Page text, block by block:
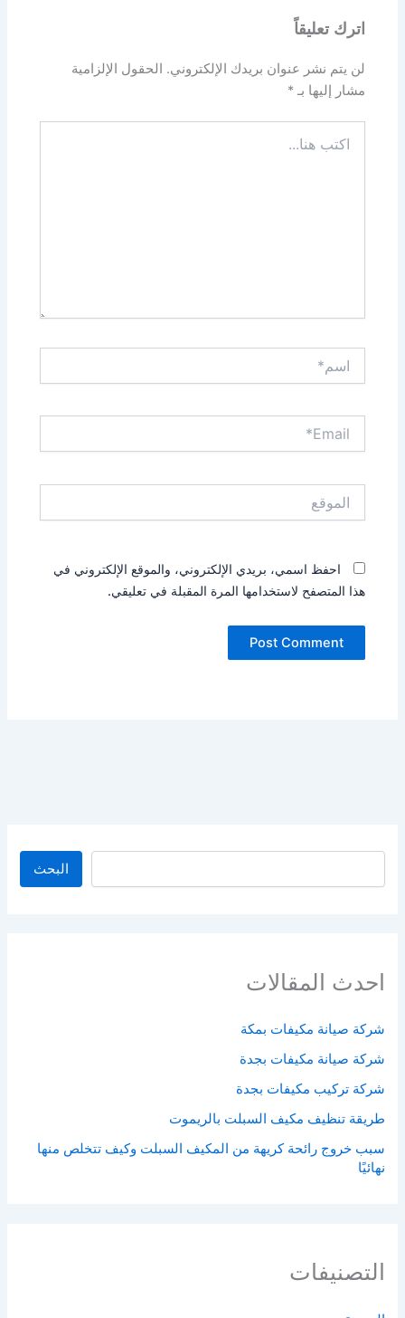
اترك تعليقاً
لن يتم نشر عنوان بريدك الإلكتروني. الحقول الإلزامية
مشار إليها بـ*
هنا...
احفظ اسمي، بريدي الإلكتروني، والموقع الإلكتروني في
هذا المتصفح لاستخدامها المرة المقبلة في تعليقي.
البحث
احدث المقالات
شركة صيانة مكيفات بمكة
شركة صيانة مكيفات بجدة
شركة تركيب مكيفات بجدة
طريقة تنظيف مكيف السبلت بالريموت
سبب خروج رائحة كريهة من المكيف السبلت وكيف تتخلص منها
نهائيًا
التصنيفات